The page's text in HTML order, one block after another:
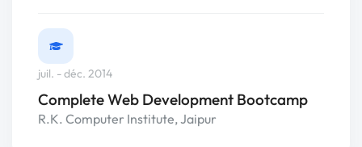
juil. - déc. 2014
Complete Web Development Bootcamp
R.K. Computer Institute, Jaipur